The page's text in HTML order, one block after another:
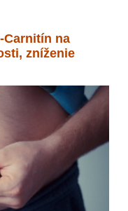
Carnitín na
zníženie